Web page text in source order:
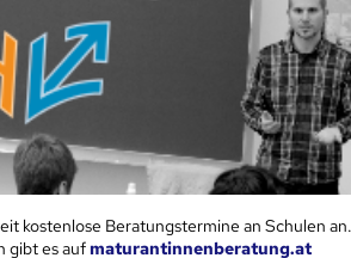
kostenlose Beratungstermine an Schulen
gibt es aufmaturantinnenberatung.at